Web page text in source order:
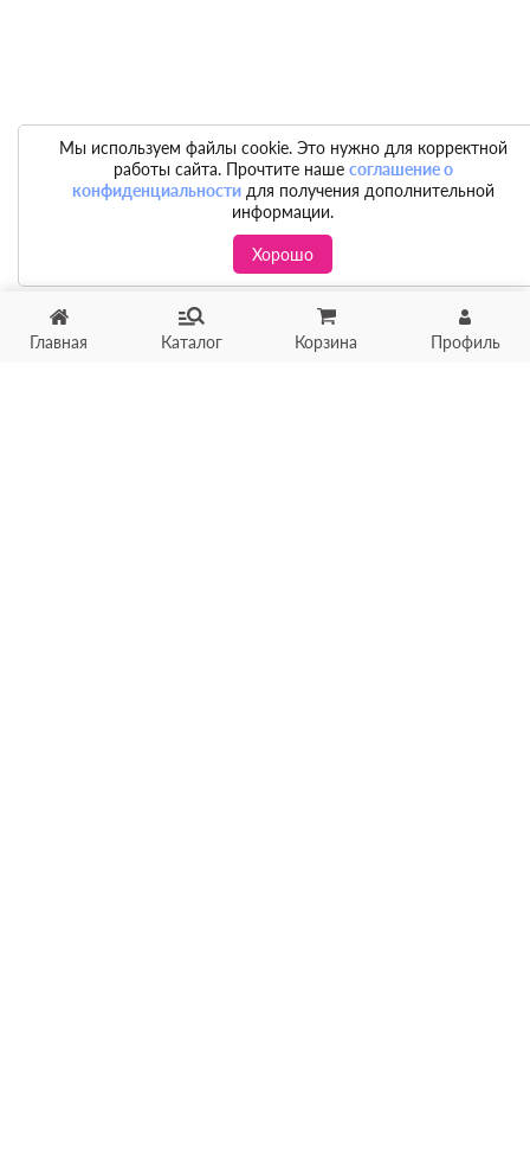
Главная Каталог Корзина Профиль
Мы используем файлы cookie. Это нужно для корректной
работы сайта. Прочтите наше соглашение о
конфиденциальностидля получения дополнительной
информации.
Хорошо